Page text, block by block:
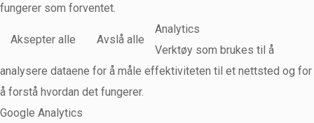
fungerer som forventet.
Aksepter alle Avslå alle
Analytics
Verktøy som brukes til å
analysere dataene for å måle effektiviteten til et nettsted og for
å forstå hvordan det fungerer.
Google Analytics